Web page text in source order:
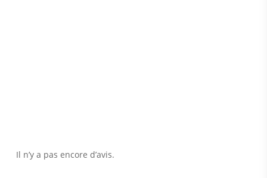
Il n’y a pas encore d’avis.